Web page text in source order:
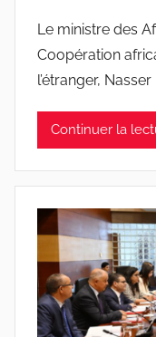
Le ministre des
Coopération
l’étranger,
Continuer la